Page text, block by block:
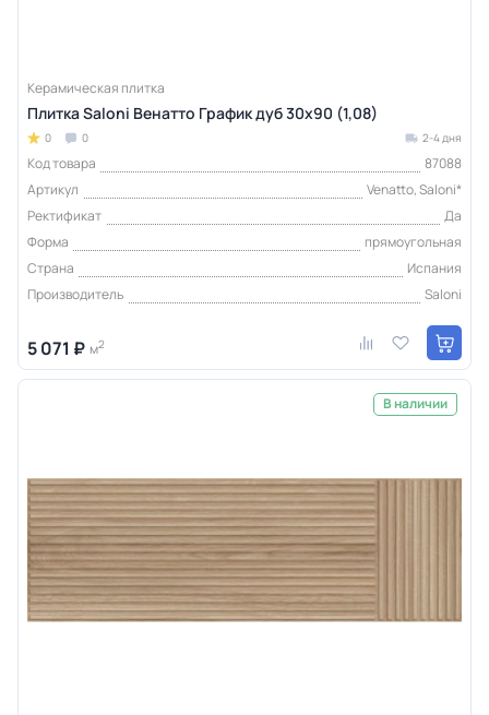
Керамическая плитка
Плитка Saloni Венатто График дуб 30x90 (1,08)
0 0 2-4 дня
Код товара
87088
Артикул
Venatto, Saloni*
Ректификат
Да
Форма
прямоугольная
Страна
Испания
Производитель
Saloni
5 071 ₽ м2
В наличии